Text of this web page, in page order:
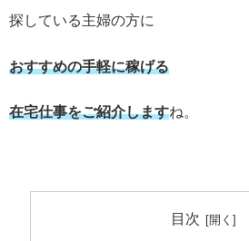
探している主婦の方に
おすすめの手軽に稼げる
在宅仕事をご紹介しますね。
目次